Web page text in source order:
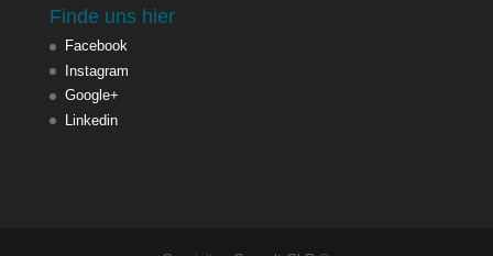
Finde uns hier
Facebook
Instagram
Google+
Linkedin